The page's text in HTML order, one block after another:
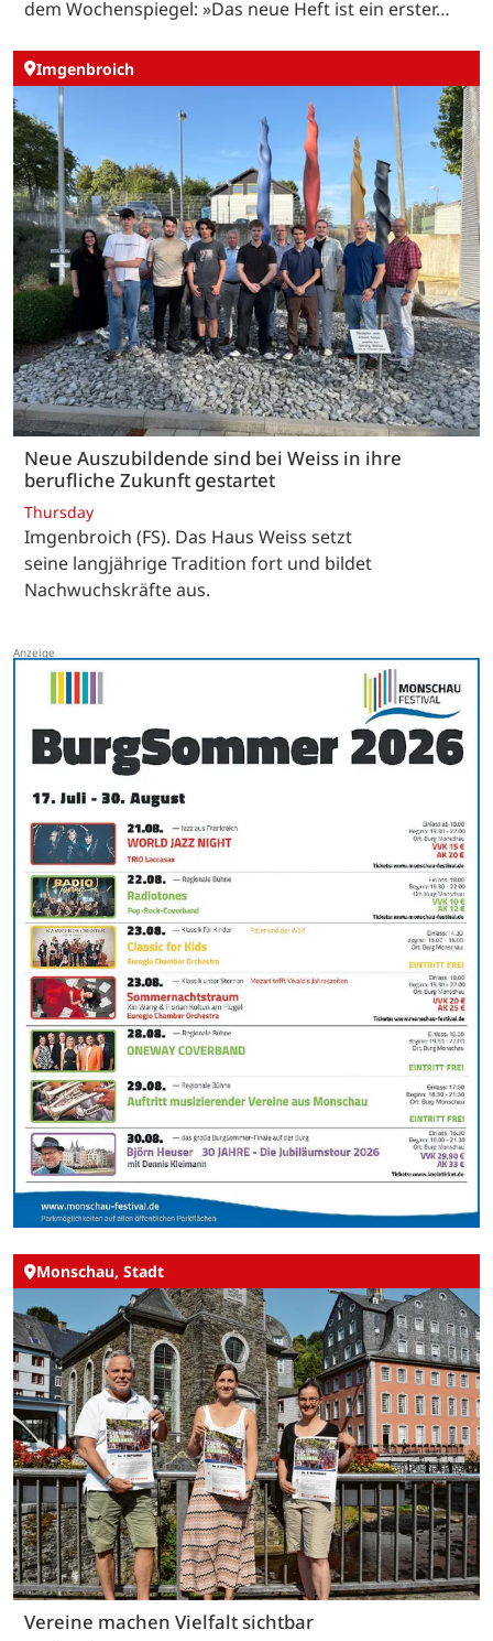
dem Wochenspiegel: »Das neue Heft ist ein erster…
Imgenbroich
Neue Auszubildende sind bei Weiss in ihre
berufliche Zukunft gestartet
Thursday
Imgenbroich (FS). Das Haus Weiss setzt
seine langjährige Tradition fort und bildet
Nachwuchskräfte aus.
Monschau, Stadt
Vereine machen Vielfalt sichtbar